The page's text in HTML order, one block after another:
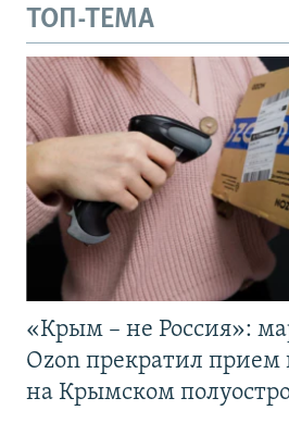
ТОП-ТЕМА
«Крым – не Россия»:
Ozon прекратил прием
на Крымском